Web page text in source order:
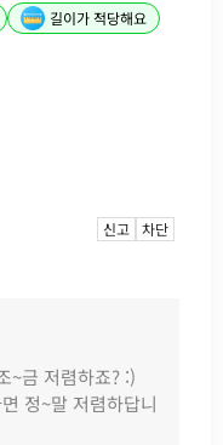
길이가 적당해요
신고 차단
~금 저렴하죠? :)
정~말 저렴하답니